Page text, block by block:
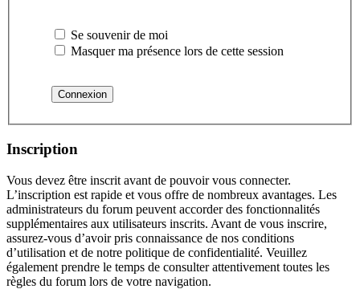
Se souvenir de moi
Masquer ma présence lors de cette session
Inscription
Vous devez être inscrit avant de pouvoir vous connecter.
L’inscription est rapide et vous offre de nombreux avantages. Les
administrateurs du forum peuvent accorder des fonctionnalités
supplémentaires aux utilisateurs inscrits. Avant de vous inscrire,
assurez-vous d’avoir pris connaissance de nos conditions
d’utilisation et de notre politique de confidentialité. Veuillez
également prendre le temps de consulter attentivement toutes les
règles du forum lors de votre navigation.